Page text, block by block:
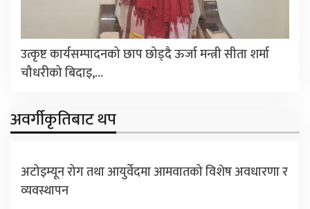
उत्कृष्ट कार्यसम्पादनको छाप छोड्दै ऊर्जा मन्त्री सीता शर्मा
चौधरीको बिदाइ,…
अवर्गीकृतिबाट थप
अटोइम्यून रोग तथा आयुर्वेदमा आमवातको विशेष अवधारणा र
व्यवस्थापन